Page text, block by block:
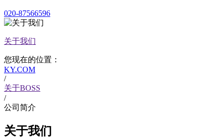
020-87566596
关于我们
您现在的位置：
KY.COM
/
关于BOSS
/
公司简介
关于我们